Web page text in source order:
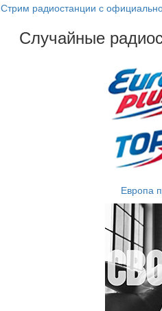
Стрим радиостанции с
Случайные
Европа